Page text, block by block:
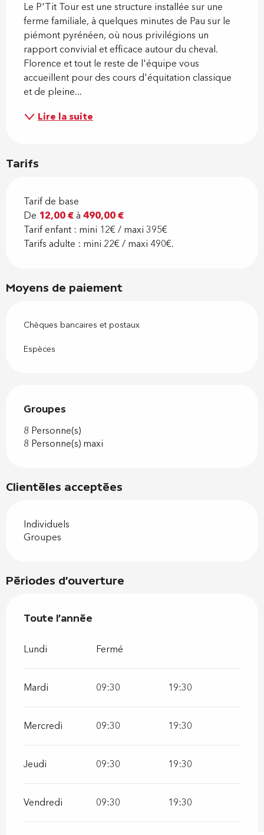
Le P'Tit Tour est une structure installée sur une
ferme familiale, à quelques minutes de Pau sur le
piémont pyrénéen, où nous privilégions un
rapport convivial et efficace autour du cheval.
Florence et tout le reste de l'équipe vous
accueillent pour des cours d'équitation classique
et de pleine...
Lire la suite
Tarifs
Tarif de base
De 12,00 €à 490,00 €
Tarif enfant : mini 12€ / maxi 395€
Tarifs adulte : mini 22€ / maxi 490€.
Moyens de paiement
Chèques bancaires et postaux
Espèces
Groupes
Groupes
8 Personne(s)
8 Personne(s) maxi
Clientèles acceptées
Individuels
Groupes
Périodes d'ouverture
Toute l'année
Toute l'année
Lundi Fermé
Mardi 09:30 19:30
Mercredi 09:30 19:30
Jeudi 09:30 19:30
Vendredi 09:30 19:30